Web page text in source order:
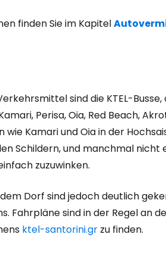
finden Sie im Kapitel
sind die KTEL-
Perisa, Oia, Red Beach,
wie Kamari und Oia in der
Schildern, und manchmal nicht
zuzuwinken.
Dorf sind jedoch deutlich
Fahrpläne sind in der Regel an
ktel-santorini.gr zu finden.
weltweite Reise-Community